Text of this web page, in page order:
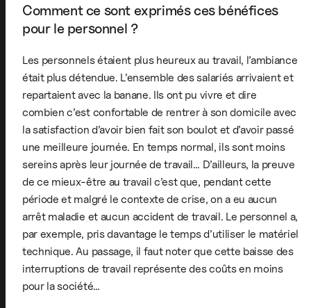
Comment ce sont exprimés ces bénéfices
pour le personnel ?
Les personnels étaient plus heureux au travail, l’ambiance
était plus détendue. L’ensemble des salariés arrivaient et
repartaient avec la banane. Ils ont pu vivre et dire
combien c’est confortable de rentrer à son domicile avec
la satisfaction d’avoir bien fait son boulot et d’avoir passé
une meilleure journée. En temps normal, ils sont moins
sereins après leur journée de travail… D’ailleurs, la preuve
de ce mieux-être au travail c’est que, pendant cette
période et malgré le contexte de crise, on a eu aucun
arrêt maladie et aucun accident de travail. Le personnel a,
par exemple, pris davantage le temps d’utiliser le matériel
technique. Au passage, il faut noter que cette baisse des
interruptions de travail représente des coûts en moins
pour la société…